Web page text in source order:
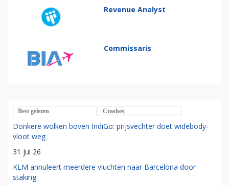
Revenue Analyst
Commissaris
Best gelezen Crashes
Donkere wolken boven IndiGo: prijsvechter doet widebody-
vloot weg
31 jul 26
KLM annuleert meerdere vluchten naar Barcelona door
staking